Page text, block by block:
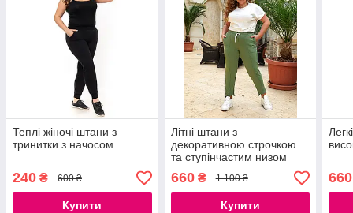
Теплі жіночі штани з
тринитки з начосом
240 ₴ 600 ₴
Купити
Літні штани з
декоративною строчкою
та ступінчастим низом
660₴ 1 100 ₴
Купити
660